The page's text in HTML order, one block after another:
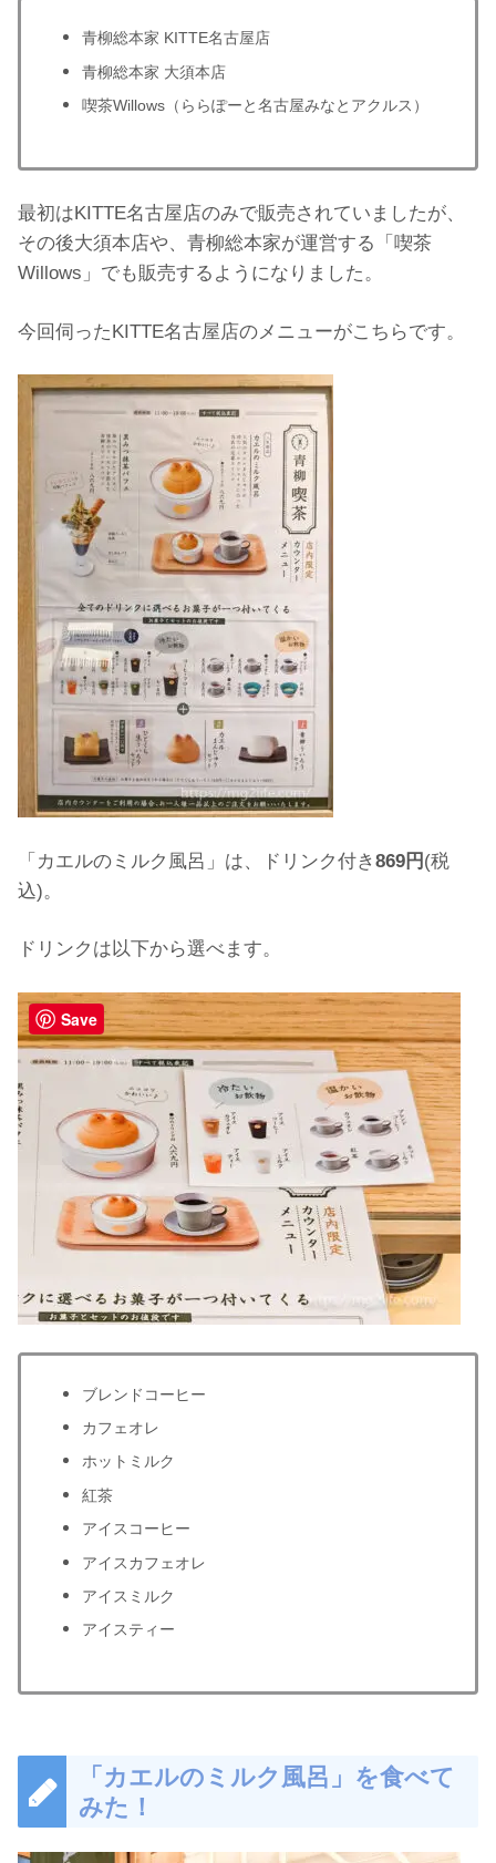
青柳総本家 KITTE名古屋店
青柳総本家 大須本店
喫茶Willows（ららぽーと名古屋みなとアクルス）
最初はKITTE名古屋店のみで販売されていましたが、
その後大須本店や、青柳総本家が運営する「喫茶
Willows」でも販売するようになりました。
今回伺ったKITTE名古屋店のメニューがこちらです。
「カエルのミルク風呂」は、ドリンク付き869円 (税
込)。
ドリンクは以下から選べます。
ブレンドコーヒー
カフェオレ
ホットミルク
紅茶
アイスコーヒー
アイスカフェオレ
アイスミルク
アイスティー
「カエルのミルク風呂」を食べて
みた！
Save